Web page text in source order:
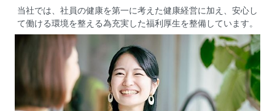
当社では、社員の健康を第一に考えた健康経営に加え、 安心し
て働ける環境を整える為充実した福利厚生を整備しています。